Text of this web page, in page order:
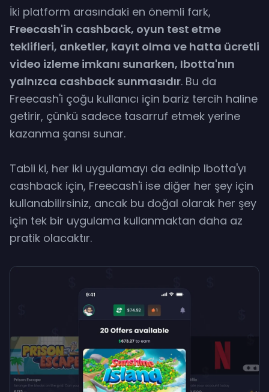
Banka Transferi
Min. Çekim
İki platform arasındaki en önemli fark,
Freecash'in cashback, oyun test etme
teklifleri, anketler, kayıt olma ve hatta ücretli
video izleme imkanı sunarken, Ibotta'nın
yalnızca cashback sunmasıdır. Bu da
Freecash'i çoğu kullanıcı için bariz tercih haline
getirir, çünkü sadece tasarruf etmek yerine
kazanma şansı sunar.
Tabii ki, her iki uygulamayı da edinip Ibotta'yı
cashback için, Freecash'i ise diğer her şey için
kullanabilirsiniz, ancak bu doğal olarak her şey
için tek bir uygulama kullanmaktan daha az
pratik olacaktır.